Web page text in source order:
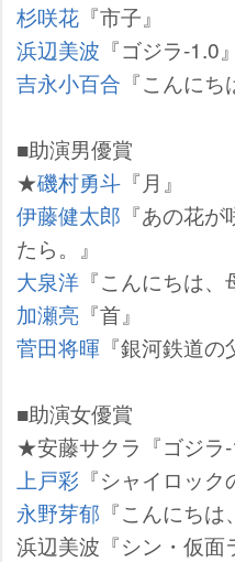
杉咲花 『市子』
浜辺美波 『ゴジラ-1.0』
吉永小百合 『こんにち
■助演男優賞
★磯村勇斗 『月』
伊藤健太郎 『あの花
たら。』
大泉洋 『こんにちは、
加瀬亮 『首』
菅田将暉 『銀河鉄道の
■助演女優賞
★安藤サクラ『ゴジラ-
上戸彩 『シャイロック
永野芽郁 『こんにちは
浜辺美波『シン・仮面